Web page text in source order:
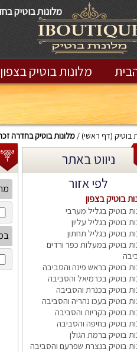
מלונות בוטיק
מלונות בוטיק בצפון
בוטיק (דף ראשי) מלונות בוטיק בחדרה
ניווט באתר
לפי אזור
בוטיק בצפון
בוטיק בגליל מערבי
בוטיק בגליל עליון
בוטיק בגליל תחתון
בוטיק במעלות כפר ורדים
בוטיק בראש פינה והסביבה
בוטיק בכרמיאל והסביבה
בוטיק בכנרת והסביבה
בוטיק בעכו נהריה והסביבה
בוטיק בקריות והסביבה
בוטיק בחיפה והסביבה
בוטיק ברמת הגולן
בוטיק בנצרת שפרעם והסביבה